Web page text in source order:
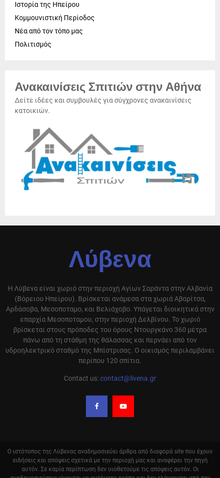
Ιστορία της Ηπείρου
Κομμουνιστική Περίοδος
Νέα από τον τόπο μας
Πολιτισμός
Ανακαινίσεις Σπιτιών στην Αθήνα
Δείτε ιδέες και συμβουλές για σύγχρονες ανακαινίσεις
κατοικιών.
Λύβενα
Η Λύβενα είναι χωριό στην περιοχή Αγίων Σαράντα στην Αλβανία
(Βόρειου Ηπείρου). Βρίσκεται ανάμεσα στα χωριά Αβαρίτσα,
Αρδάσοβα, Μεσοποταμο, και Βελιάχοβο. Υπάγεται διοικητικά στην
επαρχία Μεσοποταμου, στην περιοχή Δελβίνου. Το χωριό
βρίσκεται στους πρόποδες του όρους Ντουργκάνο 360 μέτρα
πάνω από τη στάθμη της θάλασσας και περνάει από τον
υδροηλεκτρικό σταθμό της Μπίστρισας. Ο οικισμός περιλαμβάνει
περίπου 120 σπίτια.
Contact us:contact@livena.gr
Ο ιστότοπος της Λύβενας αναδημοσιεύει άρθρα από διαφορά site που έχουν
ειδήσεις και απόψεις σχετικά με την περιοχή μας και αναφέρει την πηγή
αυτόν. Σε καμία περίπτωση δεν υιοθετούμε τις απόψεις αυτόν. Οι